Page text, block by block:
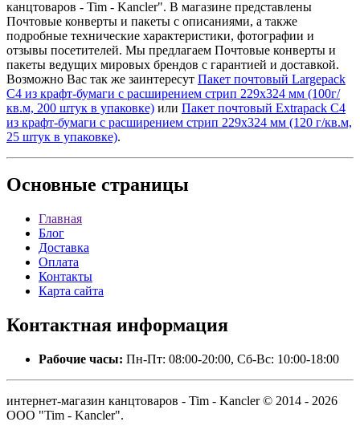
канцтоваров - Tim - Kancler". В магазине представлены
Почтовые конверты и пакеты с описаниями, а также
подробные технические характеристики, фотографии и
отзывы посетителей. Мы предлагаем Почтовые конверты и
пакеты ведущих мировых брендов с гарантией и доставкой.
Возможно Вас так же заинтересут Пакет почтовый Largepack
С4 из крафт-бумаги с расширением стрип 229х324 мм (100г/
кв.м, 200 штук в упаковке) или Пакет почтовый Extrapack С4
из крафт-бумаги с расширением стрип 229х324 мм (120 г/кв.м,
25 штук в упаковке).
Основные страницы
Главная
Блог
Доставка
Оплата
Контакты
Карта сайта
Контактная информация
Рабочие часы: Пн-Пт: 08:00-20:00, Сб-Вс: 10:00-18:00
интернет-магазин канцтоваров - Tim - Kancler © 2014 - 2026
ООО "Tim - Kancler".